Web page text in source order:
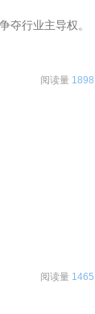
夺行业主导权。
阅读量 1898
阅读量 1465